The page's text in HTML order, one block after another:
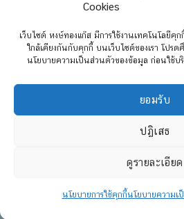
Cookies
เว็บไซต์ หงษ์ทองแก๊ส มีการใช้งานเทคโนโลยี
ใกล้เคียงกันกับคุกกี้ บนเว็บไซต์ของเรา โปร
นโยบายความเป็นส่วนตัวของข้อมูล ก่อนใช้บ
ยอมรับ
ปฏิเสธ
ดูรายละเอียด
นโยบายการใช้คุกกี้นโยบายความเ